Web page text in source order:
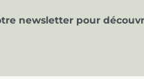
newsletter pour